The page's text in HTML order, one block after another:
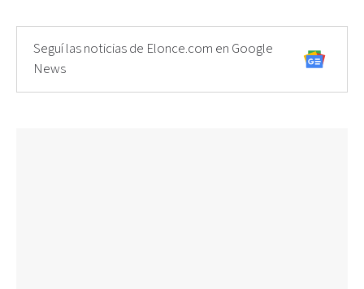
Seguí las noticias de Elonce.com en Google
News